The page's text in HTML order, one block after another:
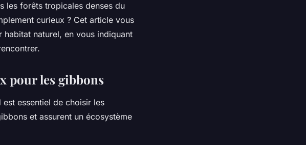
les forêts tropicales denses du
curieux ? Cet article vous
naturel, en vous indiquant
pour les gibbons
essentiel de choisir les
et assurent un écosystème